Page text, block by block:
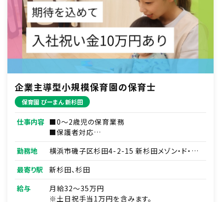
企業主導型小規模保育園の保育士
保育園 ぴーまん 新杉田
仕事内容 ■0～2歳児の保育業務
■保護者対応
■連絡帳・記録業務
※ICTシステムを使用
■各種研修参加
■見学対応
■調理補助
■ほか付随する業務
勤務地
横浜市磯子区杉田4-2-15 新杉田メゾン・ド・ヴ
ァロン１F
最寄り駅
新杉田、杉田
給与
月給32～35万円
※土日祝手当1万円を含みます。